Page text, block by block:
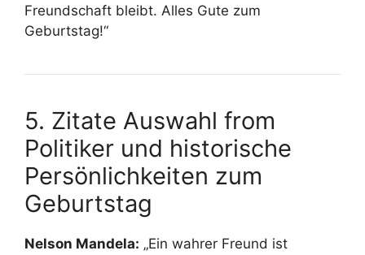
Freundschaft bleibt. Alles Gute zum
Geburtstag!“
5. Zitate Auswahl from
Politiker und historische
Persönlichkeiten zum
Geburtstag
Nelson Mandela: „Ein wahrer Freund ist